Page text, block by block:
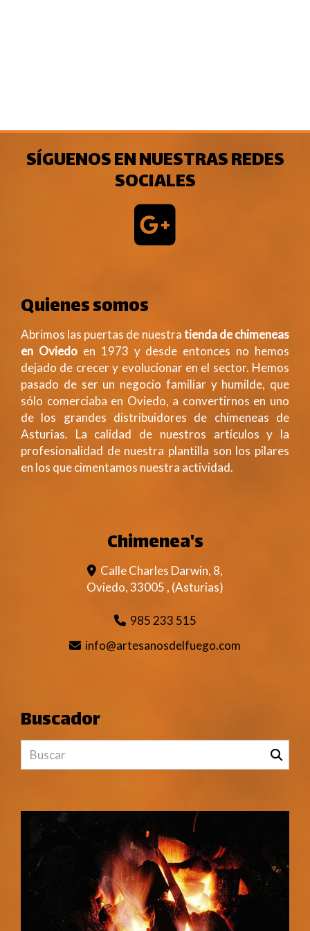
SÍGUENOS EN NUESTRAS REDES
SOCIALES
Quienes somos
Abrimos las puertas de nuestratienda de chimeneas
en Oviedoen 1973 y desde entonces no hemos
dejado de crecer y evolucionar en el sector. Hemos
pasado de ser un negocio familiar y humilde, que
sólo comerciaba en Oviedo, a convertirnos en uno
de los grandes distribuidores de chimeneas de
Asturias. La calidad de nuestros artículos y la
profesionalidad de nuestra plantilla son los pilares
en los que cimentamos nuestra actividad.
Chimenea's
Calle Charles Darwin, 8,
Oviedo,33005 , (Asturias)
985 233 515
info
artesanosdelfuego.com
Buscador